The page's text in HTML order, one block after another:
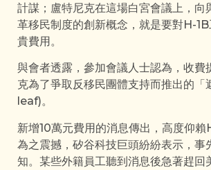
計謀；盧特尼克在這場白宮會議上，向
革移民制度的創新概念，就是要對H-
貴費用。
與會者透露，參加會議人士認為，收費
克為了爭取反移民團體支持而推出的
leaf)。
新增10萬元費用的消息傳出，高度仰賴
為之震撼，矽谷科技巨頭紛紛表示，事
知。某些外籍員工聽到消息後急著趕回